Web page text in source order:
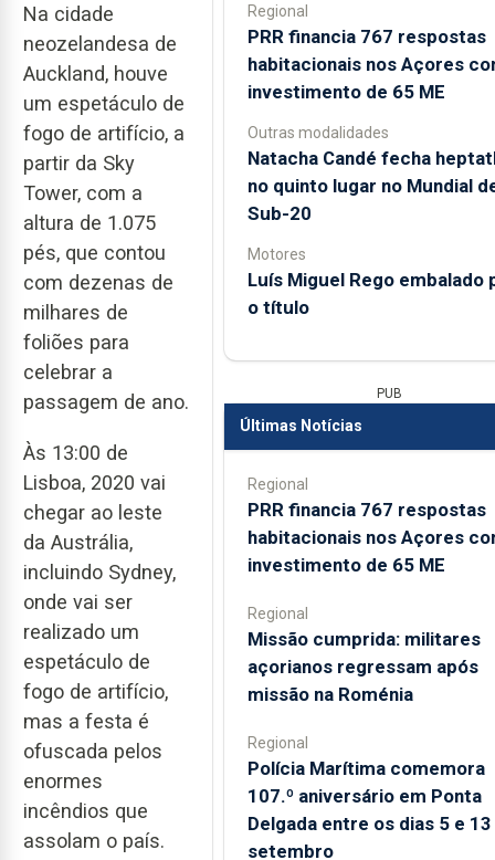
Na cidade
neozelandesa de
Auckland, houve
um espetáculo de
fogo de artifício, a
partir da Sky
Tower, com a
altura de 1.075
pés, que contou
com dezenas de
milhares de
foliões para
celebrar a
passagem de ano.
Às 13:00 de
Lisboa, 2020 vai
chegar ao leste
da Austrália,
incluindo Sydney,
onde vai ser
realizado um
espetáculo de
fogo de artifício,
mas a festa é
ofuscada pelos
enormes
incêndios que
assolam o país.
Regional
PRR financia 767 respostas
habitacionais nos Açores
investimento de 65 ME
Outras modalidades
Natacha Candé fecha
no quinto lugar no Mundial
Sub-20
Motores
Luís Miguel Rego embalado
o título
PUB
Últimas Notícias
Regional
PRR financia 767 respostas
habitacionais nos Açores
investimento de 65 ME
Regional
Missão cumprida: militares
açorianos regressam após
missão na Roménia
Regional
Polícia Marítima comemora
107.º aniversário em Ponta
Delgada entre os dias 5 e
setembro